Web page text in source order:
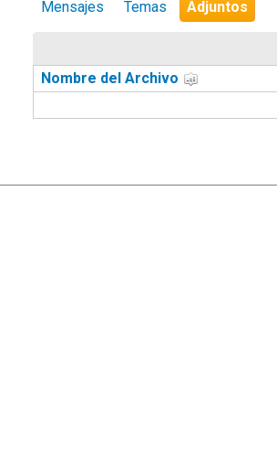
Mensajes Temas Adjuntos
Nombre del Archivo